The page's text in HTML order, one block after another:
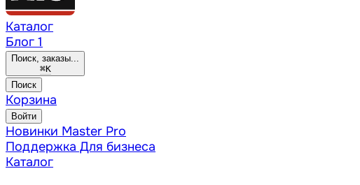
Каталог
Блог 1
Поиск, заказы...
⌘K
Поиск
Корзина
Войти
Новинки Master Pro
Поддержка Для бизнеса
Каталог